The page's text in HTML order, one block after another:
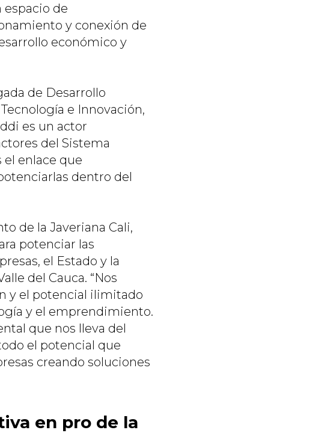
espacio de
y conexión de
económico y
de Desarrollo
e Innovación,
es un actor
del Sistema
el enlace que
dentro del
de la Javeriana Cali,
potenciar las
el Estado y la
del Cauca. “Nos
y el potencial ilimitado
y el emprendimiento.
que nos lleva del
el potencial que
creando soluciones
en pro de la